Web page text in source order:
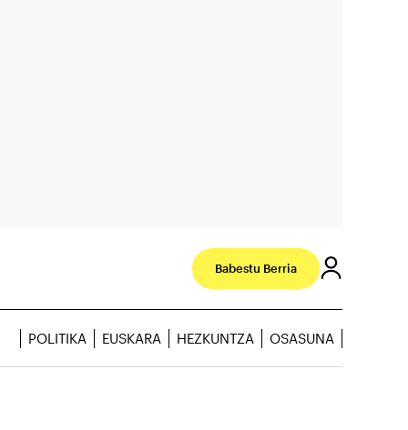
Babestu Berria
POLITIKA EUSKARA HEZKUNTZA OSASUNA